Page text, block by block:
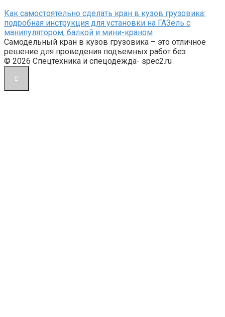
Как самостоятельно сделать кран в кузов грузовика:
подробная инструкция для установки на ГАЗель с
манипулятором, балкой и мини-краном
Самодельный кран в кузов грузовика – это отличное
решение для проведения подъемных работ без
© 2026 Спецтехника и спецодежда- spec2.ru